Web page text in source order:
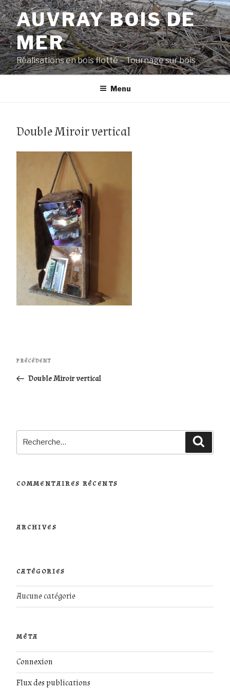
Aller
au
contenu
principal
AUVRAY BOIS DE
MER
Réalisations en bois flotté – Tournage sur bois
Menu
Double Miroir vertical
l’article
Article
précédent
PRÉCÉDENT
Double Miroir vertical
pour
COMMENTAIRES RÉCENTS
ARCHIVES
CATÉGORIES
Aucune catégorie
MÉTA
Connexion
Flux des publications